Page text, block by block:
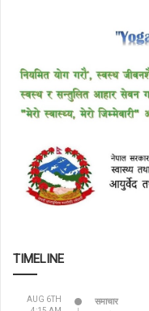
TIMELINE
AUG 6TH
समाचार